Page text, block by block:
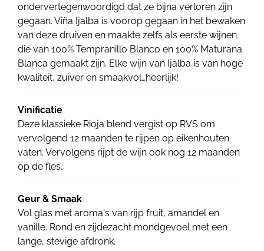
ondervertegenwoordigd dat ze bijna verloren zijn
gegaan. Viña Ijalba is voorop gegaan in het bewaken
van deze druiven en maakte zelfs als eerste wijnen
die van 100% Tempranillo Blanco en 100% Maturana
Blanca gemaakt zijn. Elke wijn van Ijalba is van hoge
kwaliteit, zuiver en smaakvol…heerlijk!
Vinificatie
Deze klassieke Rioja blend vergist op RVS om
vervolgend 12 maanden te rijpen op eikenhouten
vaten. Vervolgens rijpt de wijn ook nog 12 maanden
op de fles.
Geur & Smaak
Vol glas met aroma's van rijp fruit, amandel en
vanille. Rond en zijdezacht mondgevoel met een
lange, stevige afdronk.